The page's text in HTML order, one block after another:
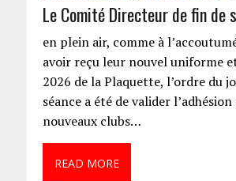
Le Comité Directeur de fin de
en plein air, comme à
avoir reçu leur nouvel uniforme
2026 de la Plaquette, l’ordre du
séance a été de valider
nouveaux clubs…
READ MORE